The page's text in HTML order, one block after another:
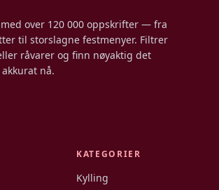
over 120 000 oppskrifter — fra
til storslagne festmenyer. Filtrer
råvarer og finn nøyaktig det
nå.
KATEGORIER
Kylling